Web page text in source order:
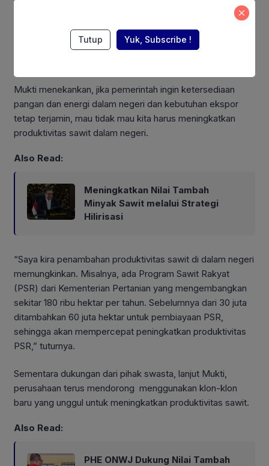
“Jika ada tambahan CPO 5 juta ton, sementara saat ini
tentunya akan memengaruhi
penyediaan produksi untuk kebutuhan ekspor. Karena, kita
harus memprioritaskan kebutuhan dalam negeri,”
Mukti menekankan, jika pemerintah ingin ketersediaan
pangan dan energi dalam negeri dan kebutuhan ekspor
tetap terjamin, mau tidak mau kita harus meningkatkan
produktivitas sawit dalam negeri.
Also Read:
Meningkatkan Nilai Tambah
Minyak Sawit melalui Strategi
Hilirisasi
“Saya kira penambahan produktivitas sawit di dalam negeri
memungkinkan. Misalnya, ada Program Sawit Rakyat
(PSR) dari Kementerian Pertanian yang mengembangkan
sekitar 180 ribu hektar per tahun. Sebelumnya dari 30 juta
ditambahkan 60 juta hektar untuk pembiayaan PSR,
sehingga akan mempercepat peningkatkan produktivitas
PSR,” tuturnya.
Sementara dukungan dari pihak swasta, lanjut Mukti,
perusahaan terus mendorong menggunakan klon-klon
baru yang unggul untuk meningkatkan produktivitas sawit.
Also Read:
PHE ONWJ Dukung Nilai Tambah
Tutup Yuk, Subscribe !